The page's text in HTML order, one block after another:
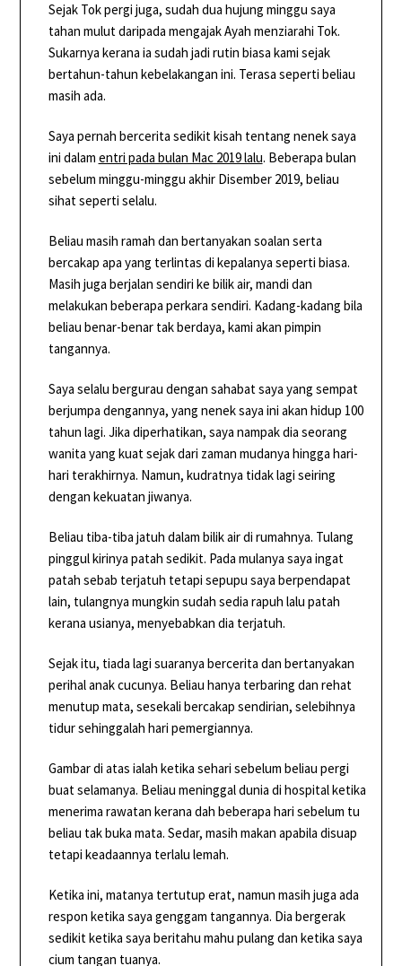
Sejak Tok pergi juga, sudah dua hujung minggu saya
tahan mulut daripada mengajak Ayah menziarahi Tok.
Sukarnya kerana ia sudah jadi rutin biasa kami sejak
bertahun-tahun kebelakangan ini. Terasa seperti beliau
masih ada.
Saya pernah bercerita sedikit kisah tentang nenek saya
ini dalam entri pada bulan Mac 2019 lalu. Beberapa bulan
sebelum minggu-minggu akhir Disember 2019, beliau
sihat seperti selalu.
Beliau masih ramah dan bertanyakan soalan serta
bercakap apa yang terlintas di kepalanya seperti biasa.
Masih juga berjalan sendiri ke bilik air, mandi dan
melakukan beberapa perkara sendiri. Kadang-kadang bila
beliau benar-benar tak berdaya, kami akan pimpin
tangannya.
Saya selalu bergurau dengan sahabat saya yang sempat
berjumpa dengannya, yang nenek saya ini akan hidup 100
tahun lagi. Jika diperhatikan, saya nampak dia seorang
wanita yang kuat sejak dari zaman mudanya hingga hari-
hari terakhirnya. Namun, kudratnya tidak lagi seiring
dengan kekuatan jiwanya.
Beliau tiba-tiba jatuh dalam bilik air di rumahnya. Tulang
pinggul kirinya patah sedikit. Pada mulanya saya ingat
patah sebab terjatuh tetapi sepupu saya berpendapat
lain, tulangnya mungkin sudah sedia rapuh lalu patah
kerana usianya, menyebabkan dia terjatuh.
Sejak itu, tiada lagi suaranya bercerita dan bertanyakan
perihal anak cucunya. Beliau hanya terbaring dan rehat
menutup mata, sesekali bercakap sendirian, selebihnya
tidur sehinggalah hari pemergiannya.
Gambar di atas ialah ketika sehari sebelum beliau pergi
buat selamanya. Beliau meninggal dunia di hospital ketika
menerima rawatan kerana dah beberapa hari sebelum tu
beliau tak buka mata. Sedar, masih makan apabila disuap
tetapi keadaannya terlalu lemah.
Ketika ini, matanya tertutup erat, namun masih juga ada
respon ketika saya genggam tangannya. Dia bergerak
sedikit ketika saya beritahu mahu pulang dan ketika saya
cium tangan tuanya.